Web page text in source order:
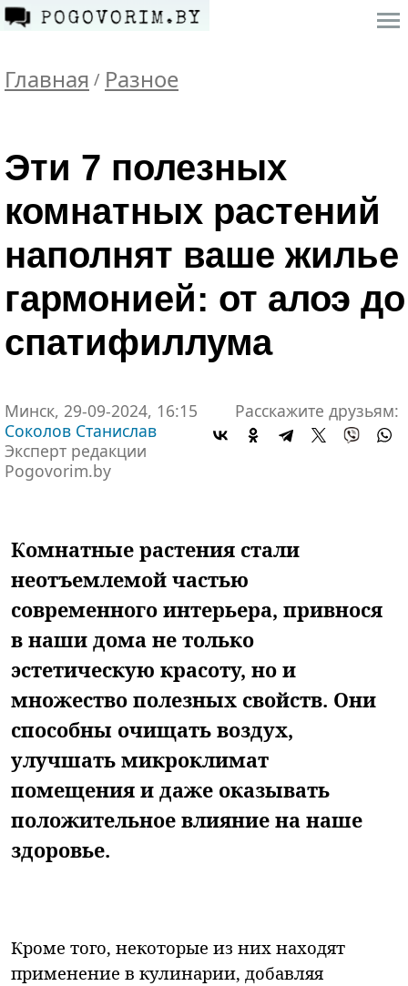
Главная / Разное
Эти 7 полезных
комнатных растений
наполнят ваше жилье
гармонией: от алоэ до
спатифиллума
Минск, 29-09-2024, 16:15
Соколов Станислав
Эксперт редакции
Pogovorim.by
Расскажите друзьям:
Комнатные растения стали
неотъемлемой частью
современного интерьера, привнося
в наши дома не только
эстетическую красоту, но и
множество полезных свойств. Они
способны очищать воздух,
улучшать микроклимат
помещения и даже оказывать
положительное влияние на наше
здоровье.
Кроме того, некоторые из них находят
применение в кулинарии, добавляя